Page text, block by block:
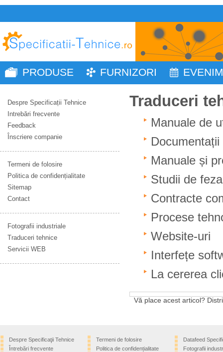
PRODUSE FURNIZORI
Despre Specificații Tehnice
Intrebări frecvente
Feedback
Înscriere companie
Termeni de folosire
Politica de confidențialitate
Sitemap
Contact
Fotografii industriale
Traduceri tehnice
Servicii WEB
Traduceri
Manuale de
Manuale și
Studii de
Contracte
Procese
Website-uri
Interfețe
La cererea
Vă place acest articol?
Despre Specificaţii Tehnice
Întrebări frecvente
Termeni de folosire
Politica de confidențialitate
Datafeed
Fotografii